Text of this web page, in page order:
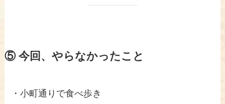
⑤ 今回、やらなかったこと
・小町通りで食べ歩き